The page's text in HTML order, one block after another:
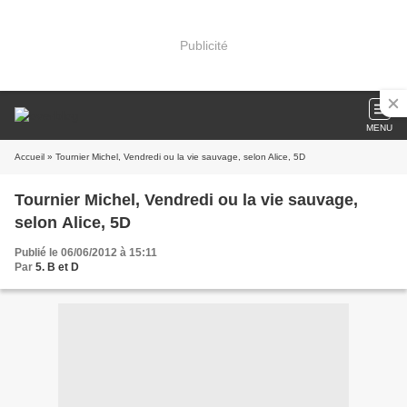
Publicité
MENU
Accueil » Tournier Michel, Vendredi ou la vie sauvage, selon Alice, 5D
Tournier Michel, Vendredi ou la vie sauvage,
selon Alice, 5D
Publié le 06/06/2012 à 15:11
Par 5. B et D